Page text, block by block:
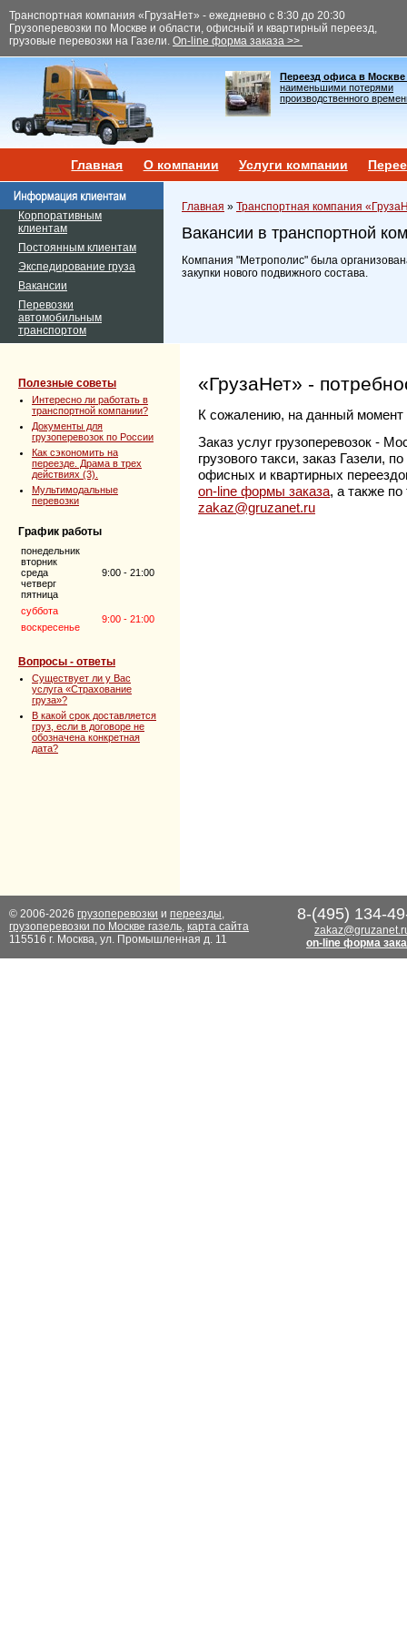
Транспортная компания «ГрузаНет» - ежедневно с 8:30 до 20:30
Грузоперевозки по Москве и области, офисный и квартирный переезд,
грузовые перевозки на Газели. On-line форма заказа >>
Переезд офиса в Москве
наименьшими потерями
производственного
Главная О компании Услуги компании
Корпоративным
клиентам
Постоянным клиентам
Экспедирование груза
Вакансии
Перевозки
автомобильным
транспортом
Главная » Транспортная компания
Вакансии в транспортной
Компания "Метрополис" была
закупки нового подвижного состава.
Полезные советы
Интересно ли работать в
транспортной компании?
Документы для
грузоперевозок по России
Как сэкономить на
переезде. Драма в трех
действиях (3).
Мультимодальные
перевозки
График работы
понедельник
вторник
среда
четверг
пятница
9:00 - 21:00
суббота
9:00 - 21:00
воскресенье
Вопросы - ответы
Существует ли у Вас
услуга «Страхование
груза»?
В какой срок доставляется
груз, если в договоре не
обозначена конкретная
дата?
«ГрузаНет» -
К сожалению, на данный момент
Заказ услуг грузоперевозок -
грузового такси, заказ Газели,
офисных и квартирных
on-line формы заказа, а также
zakaz@gruzanet.ru
© 2006-2026 грузоперевозки и переезды,
грузоперевозки по Москве газель, карта сайта
115516 г. Москва, ул. Промышленная д. 11
8-(495) 134-
on-line форма